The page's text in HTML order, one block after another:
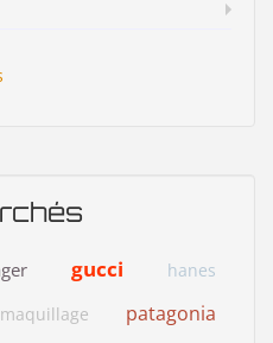
gucci hanes
maquillage patagonia